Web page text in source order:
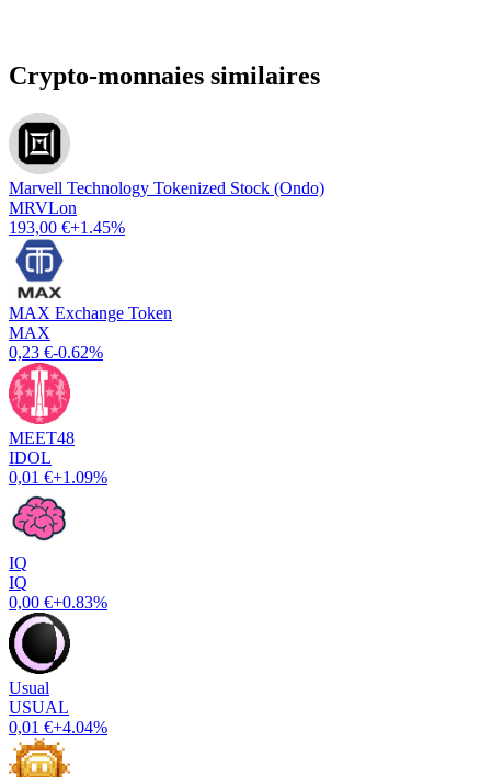
Crypto-monnaies similaires
Marvell Technology Tokenized Stock (Ondo)
MRVLon
193,00 €+1.45%
MAX Exchange Token
MAX
0,23 €-0.62%
MEET48
IDOL
0,01 €+1.09%
IQ
IQ
0,00 €+0.83%
Usual
USUAL
0,01 €+4.04%